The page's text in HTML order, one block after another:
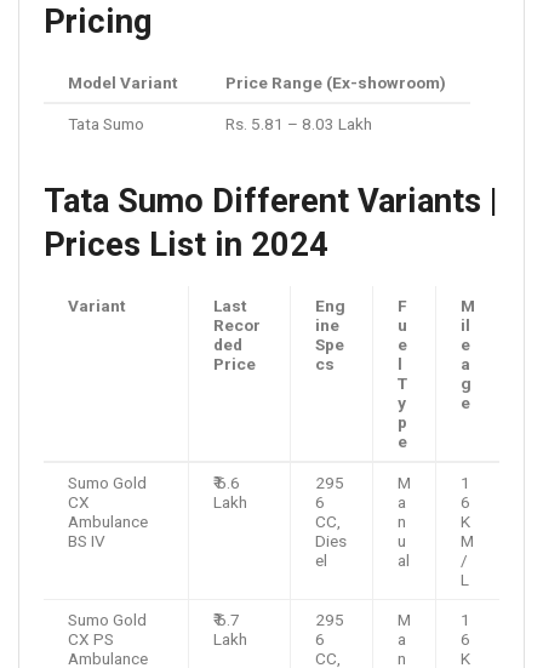
Pricing
Model Variant Price Range (Ex-showroom)
Tata Sumo Rs. 5.81 – 8.03 Lakh
Tata Sumo Different Variants |
Prices List in 2024
Variant
Last
Recor
ded
Price
Eng
ine
Spe
cs
F
u
e
l
T
y
p
e
M
il
e
a
g
e
Sumo Gold
CX
Ambulance
BS IV
₹ 6.6
Lakh
295
6
CC,
Dies
el
M
a
n
u
al
1
6
K
M
/
L
Sumo Gold
CX PS
Ambulance
₹ 6.7
Lakh
295
6
CC,
M
a
n
1
6
K